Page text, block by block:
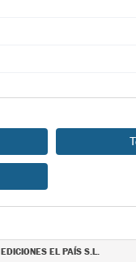
EDICIONES EL PAÍS S.L.